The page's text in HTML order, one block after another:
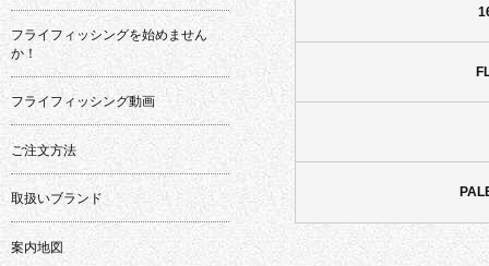
フライフィッシングを始めません
か！
フライフィッシング動画
ご注文方法
取扱いブランド
案内地図